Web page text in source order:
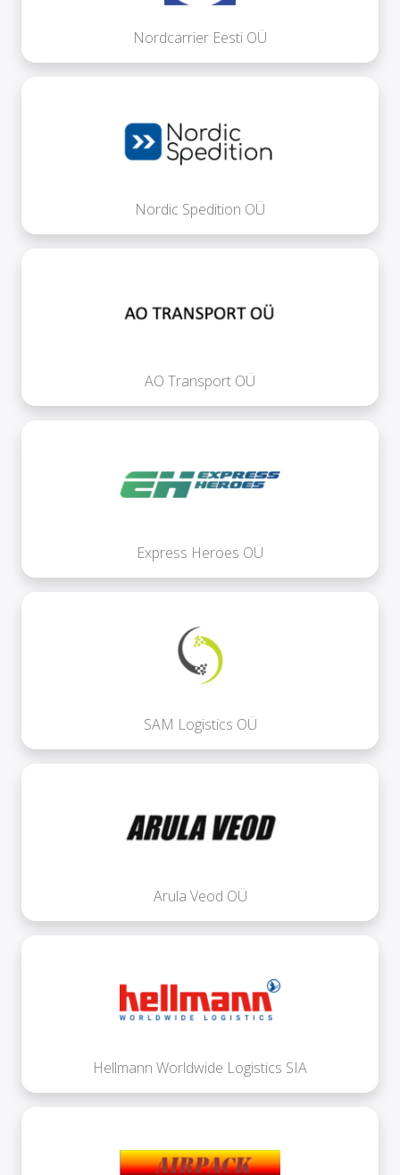
Nordcarrier Eesti OÜ
Nordic Spedition OÜ
AO Transport OÜ
Express Heroes OÜ
SAM Logistics OÜ
Arula Veod OÜ
Hellmann Worldwide Logistics SIA